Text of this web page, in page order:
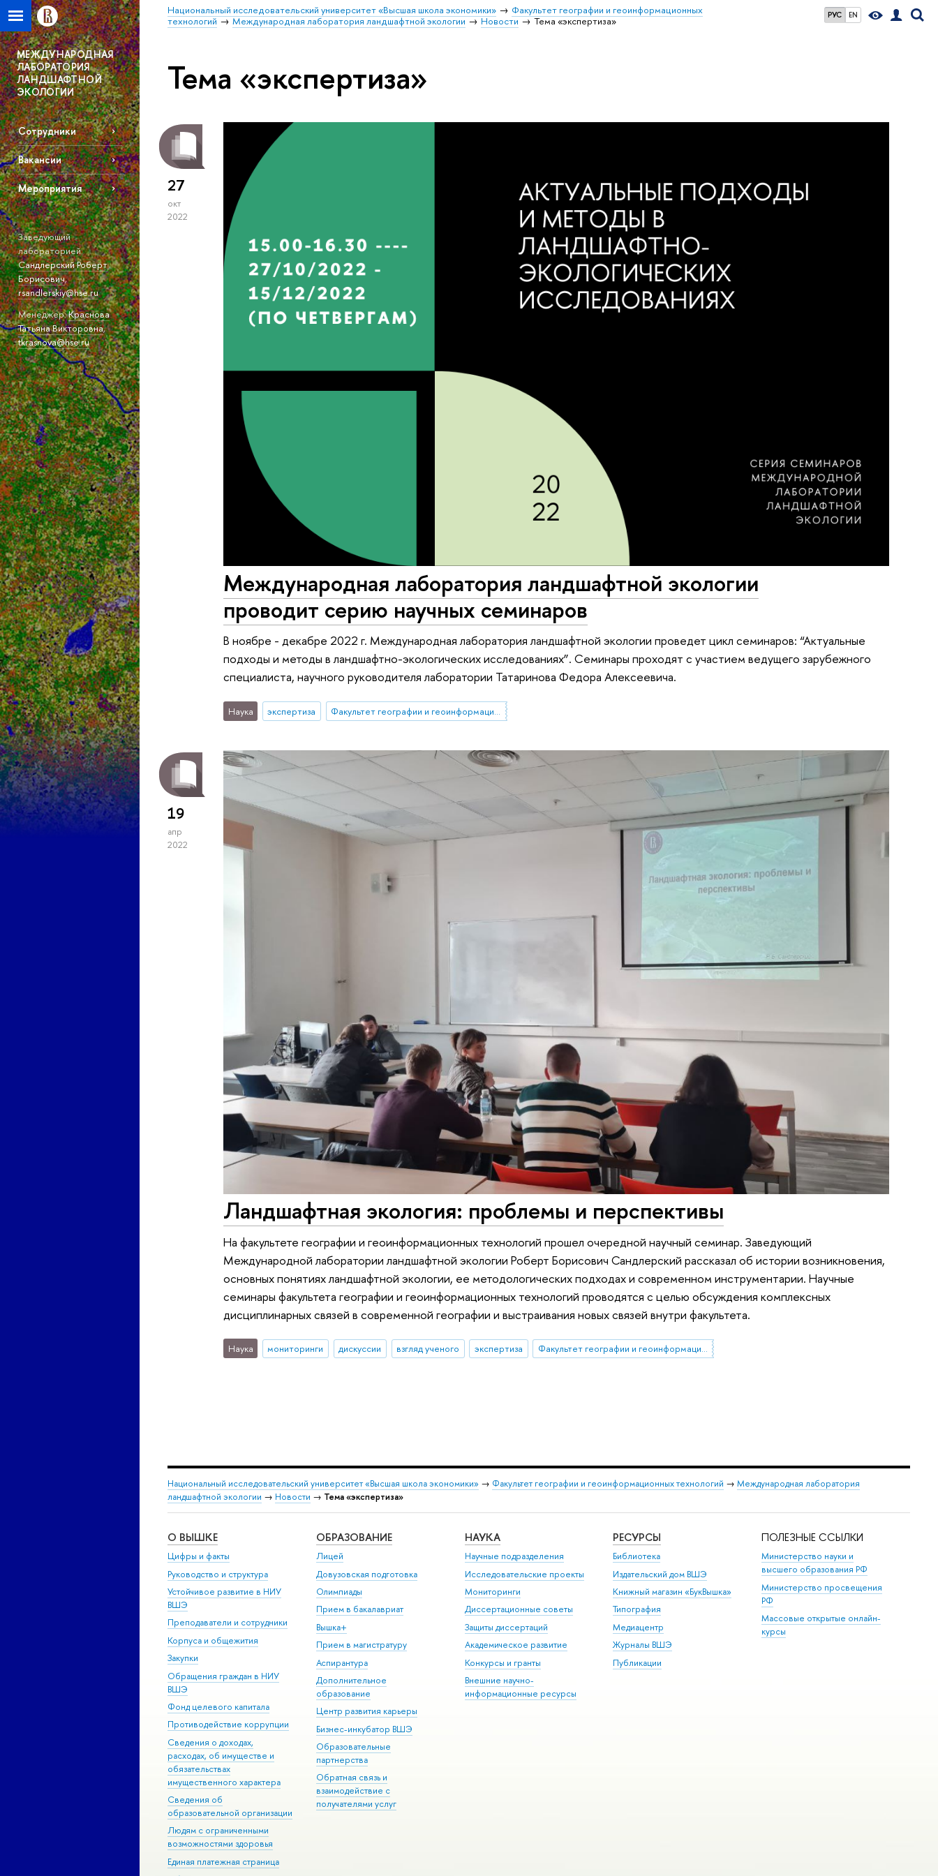
РУС EN
Национальный исследовательский университет «Высшая школа экономики»
Факультет географии и геоинформационных
технологий
Международная лаборатория ландшафтной экологии Новости Тема «экспертиза»
МЕЖДУНАРОДНАЯ
ЛАБОРАТОРИЯ
ЛАНДШАФТНОЙ
ЭКОЛОГИИ
Сотрудники
Вакансии
Мероприятия
Заведующий
лабораторией:
Сандлерский Роберт
Борисович,
rsandlerskiy@hse.ru
Менеджер:Краснова
Татьяна Викторовна,
tkrasnova@hse.ru
Тема «экспертиза»
27
окт
2022
Международная лаборатория ландшафтной экологии
проводит серию научных семинаров
В ноябре - декабре 2022 г. Международная лаборатория ландшафтной экологии проведет цикл семинаров: “Актуальные
подходы и методы в ландшафтно-экологических исследованиях”. Семинары проходят c участием ведущего зарубежного
специалиста, научного руководителя лаборатории Татаринова Федора Алексеевича.
Наука экспертиза Факультет географии и геоинформационных технологий
19
апр
2022
Ландшафтная экология: проблемы и перспективы
На факультете географии и геоинформационных технологий прошел очередной научный семинар. Заведующий
Международной лаборатории ландшафтной экологии Роберт Борисович Сандлерский рассказал об истории возникновения,
основных понятиях ландшафтной экологии, ее методологических подходах и современном инструментарии. Научные
семинары факультета географии и геоинформационных технологий проводятся с целью обсуждения комплексных
дисциплинарных связей в современной географии и выстраивания новых связей внутри факультета.
Наука мониторинги дискуссии взгляд ученого экспертиза Факультет географии и геоинформационных технологий
Национальный исследовательский университет «Высшая школа экономики» → Факультет географии и геоинформационных технологий → Международная лаборатория
ландшафтной экологии → Новости → Тема «экспертиза»
О ВЫШКЕ
Цифры и факты
Руководство и структура
Устойчивое развитие в НИУ
ВШЭ
Преподаватели и сотрудники
Корпуса и общежития
Закупки
Обращения граждан в НИУ
ВШЭ
Фонд целевого капитала
Противодействие коррупции
Сведения о доходах,
расходах, об имуществе и
обязательствах
имущественного характера
Сведения об
образовательной организации
Людям с ограниченными
возможностями здоровья
Единая платежная страница
ОБРАЗОВАНИЕ
Лицей
Довузовская подготовка
Олимпиады
Прием в бакалавриат
Вышка+
Прием в магистратуру
Аспирантура
Дополнительное
образование
Центр развития карьеры
Бизнес-инкубатор ВШЭ
Образовательные
партнерства
Обратная связь и
взаимодействие с
получателями услуг
НАУКА
Научные подразделения
Исследовательские проекты
Мониторинги
Диссертационные советы
Защиты диссертаций
Академическое развитие
Конкурсы и гранты
Внешние научно-
информационные ресурсы
РЕСУРСЫ
Библиотека
Издательский дом ВШЭ
Книжный магазин «БукВышка»
Типография
Медиацентр
Журналы ВШЭ
Публикации
ПОЛЕЗНЫЕ ССЫЛКИ
Министерство науки и
высшего образования РФ
Министерство просвещения
РФ
Массовые открытые онлайн-
курсы